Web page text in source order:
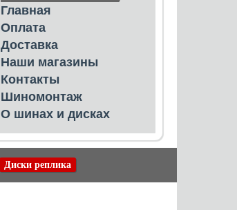
Главная
Оплата
Доставка
Наши магазины
Контакты
Шиномонтаж
О шинах и дисках
Диски реплика